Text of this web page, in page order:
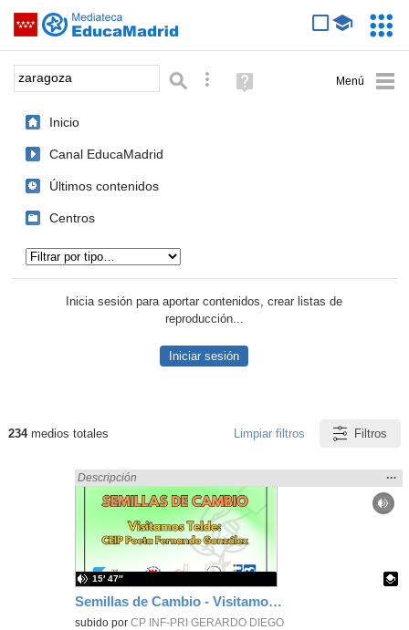
Saltar navegación
Palabra o frase: Búsqueda avanzada
Ayuda
(en
Inicio
Canal EducaMadrid
Últimos contenidos
Centros
Inicia sesión para aportar contenidos, crear listas de
reproducción...
Iniciar sesión
Resultados de: zaragoza
234medios totales Limpiar filtros Filtros
Semillas de Cambio - Visitamos Telde: CEIP Poeta Fernando González
Encontrado «zaragoza» en:
Descripción
la
…
Contenido educativo.
subido porCP INF-PRI GERARDO DIEGO
15′ 47″